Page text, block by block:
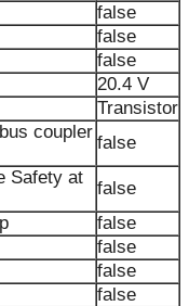
false
false
false
20.4 V
Transistor
coupler
false
Safety at
false
false
false
false
false